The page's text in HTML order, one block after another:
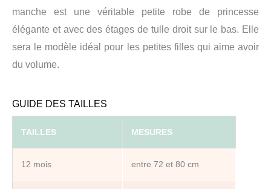
manche est une véritable petite robe de princesse
élégante et avec des étages de tulle droit sur le bas. Elle
sera le modèle idéal pour les petites filles qui aime avoir
du volume.
GUIDE DES TAILLES
TAILLES MESURES
12 mois entre 72 et 80 cm